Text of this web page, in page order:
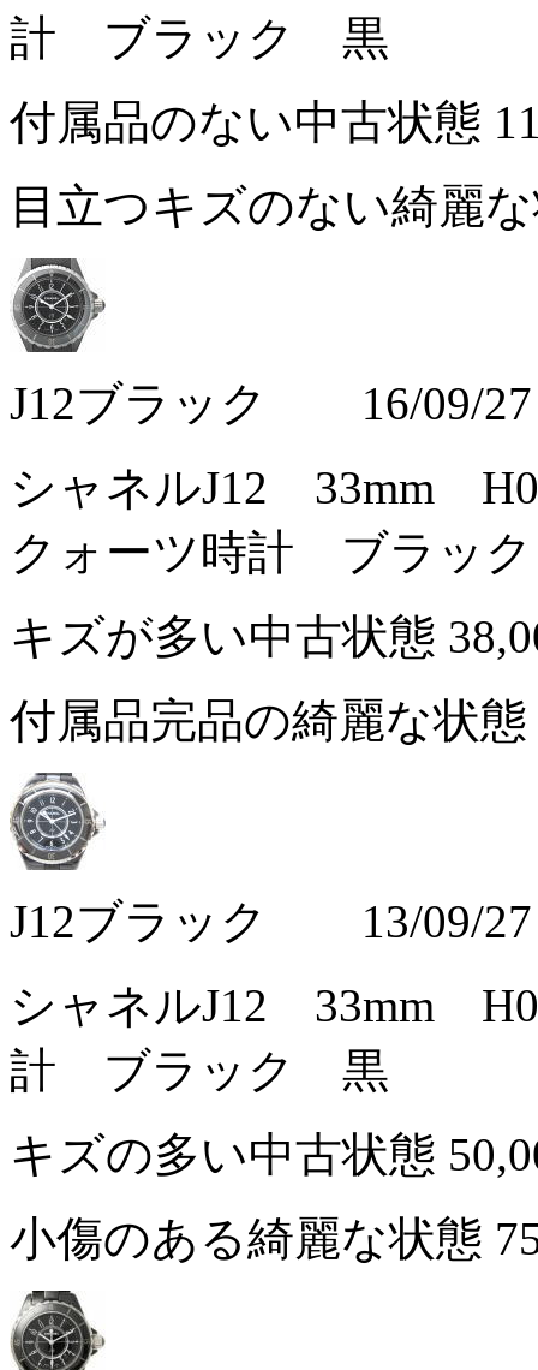
計 ブラック 黒
付属品のない中古状態
目立つキズのない綺麗
J12ブラック 16/09/27
シャネルJ12 33mm
クォーツ時計 ブラッ
キズが多い中古状態
付属品完品の綺麗な状態
J12ブラック 13/09/27
シャネルJ12 33mm
計 ブラック 黒
キズの多い中古状態
小傷のある綺麗な状態